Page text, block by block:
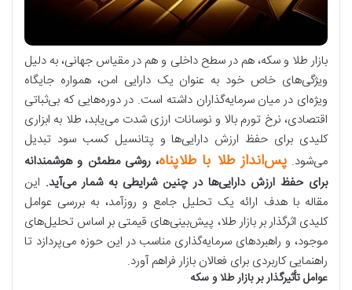
بازار طلا و سکه، هم در سطح داخلی و هم در مقیاس جهانی، به دلیل
ویژگی‌های خاص خود به عنوان یک دارایی امن، همواره جایگاه
ویژه‌ای در میان سرمایه‌گذاران داشته است. در دوره‌هایی که بی‌ثباتی
اقتصادی، نرخ تورم بالا و نوسانات ارزی شدت می‌یابد، طلا به ابزاری
کلیدی برای حفظ ارزش دارایی‌ها و پتانسیل کسب سود تبدیل
می‌شود.پس‌انداز طلا با طلاپناه، روشی مطمئن و هوشمندانه
برای حفظ ارزش دارایی‌ها در چنین شرایطی به شمار می‌آید. این
مقاله با هدف ارائه یک تحلیل جامع و روزآمد، به بررسی عوامل
کلیدی اثرگذار بر بازار طلا، پیش‌بینی‌های قیمتی بر اساس تحلیل‌های
موجود، و راهبردهای سرمایه‌گذاری مناسب در این حوزه می‌پردازد تا
راهنمایی کاربردی برای فعالان بازار فراهم آورد.
عوامل تأثیرگذار بر بازار طلا و سکه